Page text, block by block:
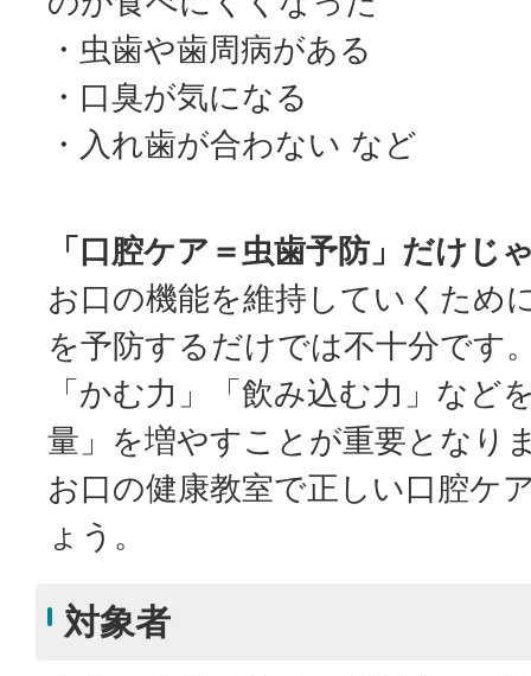
・虫歯や歯周病がある
・口臭が気になる
・入れ歯が合わない など
「口腔ケア＝虫歯予防」だけじ
お口の機能を維持していくため
を予防するだけでは不十分です
「かむ力」「飲み込む力」など
量」を増やすことが重要となり
お口の健康教室で正しい口腔ケ
ょう。
対象者